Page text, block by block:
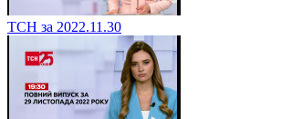
ТСН за 2022.11.30